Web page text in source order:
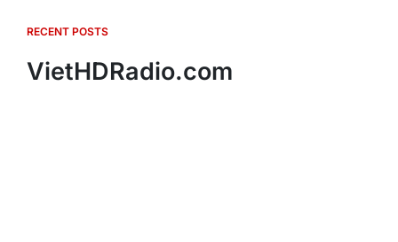
RECENT POSTS
VietHDRadio.com